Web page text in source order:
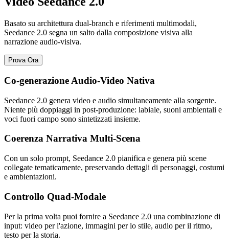
Basato su architettura dual-branch e riferimenti multimodali,
Seedance 2.0 segna un salto dalla composizione visiva alla
narrazione audio-visiva.
Prova Ora
Co-generazione Audio-Video Nativa
Seedance 2.0 genera video e audio simultaneamente alla sorgente.
Niente più doppiaggi in post-produzione: labiale, suoni ambientali e
voci fuori campo sono sintetizzati insieme.
Coerenza Narrativa Multi-Scena
Con un solo prompt, Seedance 2.0 pianifica e genera più scene
collegate tematicamente, preservando dettagli di personaggi, costumi
e ambientazioni.
Controllo Quad-Modale
Per la prima volta puoi fornire a Seedance 2.0 una combinazione di
input: video per l'azione, immagini per lo stile, audio per il ritmo,
testo per la storia.